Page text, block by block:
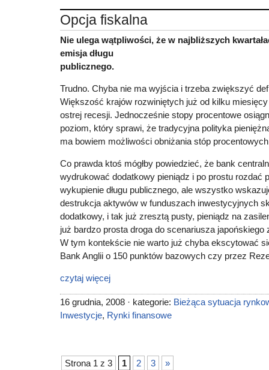
Opcja fiskalna
Nie ulega wątpliwości, że w najbliższych
emisja długu
publicznego.
Trudno. Chyba nie ma wyjścia i trzeba zwiększyć
Większość krajów rozwiniętych już od kilku
ostrej recesji. Jednocześnie stopy procentowe
poziom, który sprawi, że tradycyjna polityka
ma bowiem możliwości obniżania stóp
Co prawda ktoś mógłby powiedzieć, że bank
wydrukować dodatkowy pieniądz i po prostu rozdać
wykupienie długu publicznego, ale wszystko
destrukcja aktywów w funduszach inwestycyjnych
dodatkowy, i tak już zresztą pusty, pieniądz na
już bardzo prosta droga do scenariusza japońskiego
W tym kontekście nie warto już chyba ekscytować
Bank Anglii o 150 punktów bazowych czy przez
czytaj więcej
16 grudnia, 2008 · kategorie: Bieżąca sytuacja
Inwestycje, Rynki finansowe
Strona 1 z 3 1 2 3 »